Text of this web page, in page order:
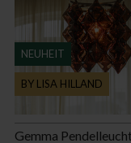
NEUHEIT
BY LISA HILLAND
Gemma